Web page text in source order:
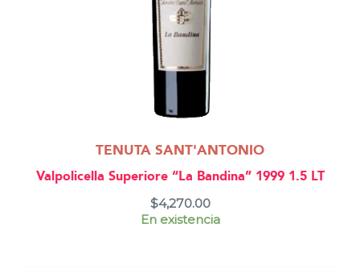
TENUTA SANT'ANTONIO
Valpolicella Superiore “La Bandina” 1999 1.5 LT
$4,270.00
En existencia